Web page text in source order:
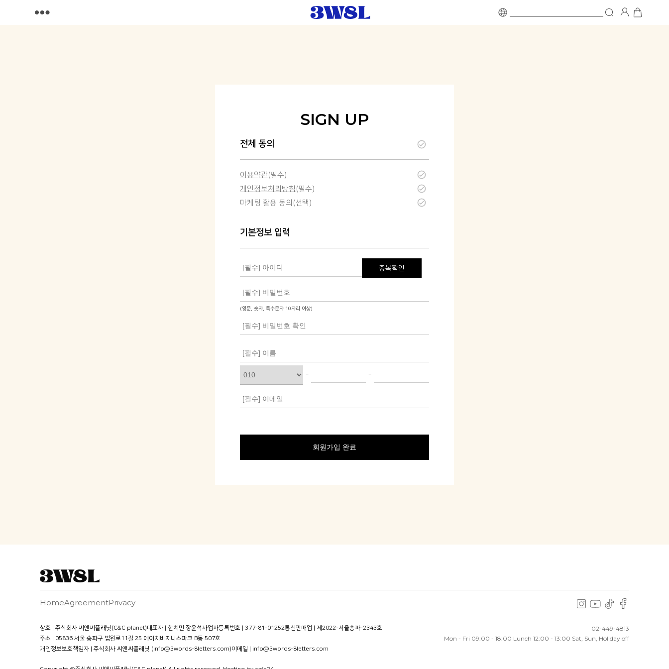
SIGN UP
전체 동의
이용약관
개인정보처리방침
마케팅 활용 동의
기본정보 입력
중복확인
(영문, 숫자, 특수문자 10자리 이상)
- -
회원가입 완료
HomeAgreementPrivacy
상호 | 주식회사 씨앤씨플래닛(C&C planet)대표자 | 한치민 장윤석사업자등록번호 | 377-81-01252통신판매업 | 제2022-서울송파-2343호
주소 | 05836 서울 송파구 법원로11길 25 에이치비지니스파크 B동 507호
개인정보보호책임자 | 주식회사 씨앤씨플래닛 (info@3words-8letters.com)이메일 | info@3words-8letters.com
02-449-4813
Mon - Fri 09:00 - 18:00 Lunch 12:00 - 13:00 Sat, Sun, Holiday off